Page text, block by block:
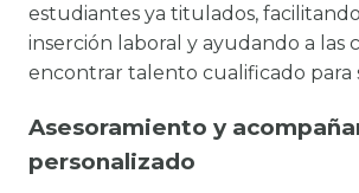
estudiantes ya titulados,
inserción laboral y ayudando a las
encontrar talento cualificado para
Asesoramiento y
personalizado